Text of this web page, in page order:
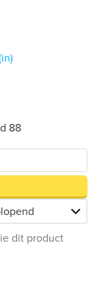
88
dit product